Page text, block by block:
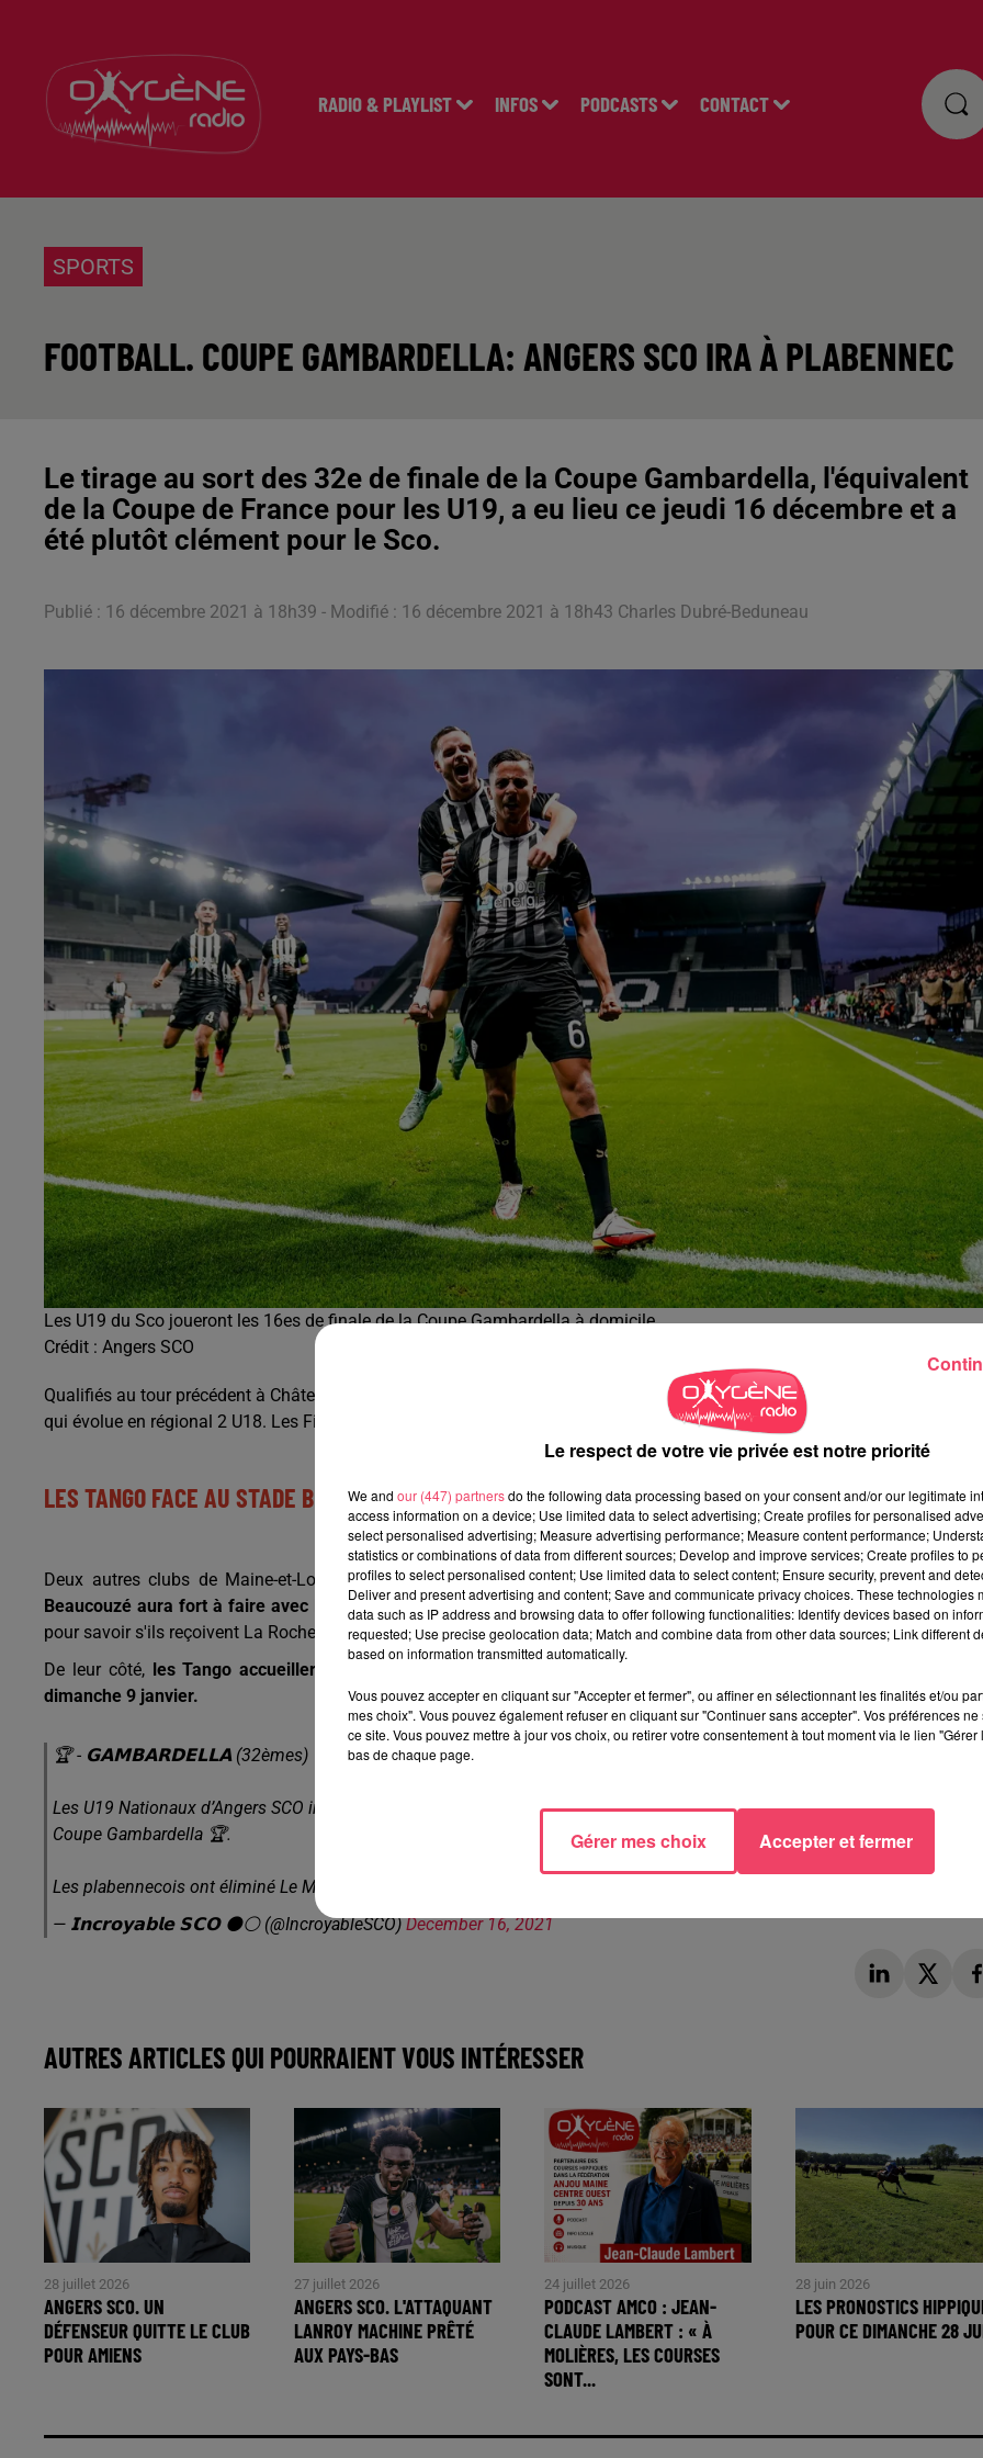
RADIO & PLAYLIST INFOS PODCASTS CONTACT
SPORTS
FOOTBALL. COUPE GAMBARDELLA: ANGERS SCO IRA À PLABENNEC
Le tirage au sort des 32e de finale de la Coupe Gambardella, l'équivalent
de la Coupe de France pour les U19, a eu lieu ce jeudi 16 décembre et a
été plutôt clément pour le Sco.
Publié : 16 décembre 2021 à 18h39 - Modifié : 16 décembre 2021 à 18h43 Charles Dubré-Beduneau
Les U19 du Sco joueront les 16es de finale de la Coupe Gambardella à domicile
Crédit : Angers SCO
Qualifiés au tour précédent à Châteauroux, les U19 du Sco se déplaceront sur la pelouse du Stade Plabennécois
qui évolue en régional 2 U18. Les Finistériens ont éliminé Le Mans (1-0) au tour précédent.
LES TANGO FACE AU STADE BRESTOIS
Deux autres clubs de Maine-et-Loire sont engagés dans cette Coupe Gambardella: leSC Beaucouzé et le SO
Beaucouzé aura fort à faire avec la réception du FC Nantes(2e de National). Les Choletais devront attendre ce week-
pour savoir s'ils reçoivent La Roche VF (régional 1) ou l'USM Saran (R1), qui s'affontent ce samedi 18 décembre.
De leur côté, les Tango accueilleront le Stade Brestois
dimanche 9 janvier.
🏆 - 𝗚𝗔𝗠𝗕𝗔𝗥𝗗𝗘𝗟𝗟𝗔 (32èmes)
Les U19 Nationaux d’Angers SCO iront à Plabennec (R1) 🚌 le dimanche 9 janvier 2022 lors des 32èmes de finale de la
Coupe Gambardella 🏆.
Les plabennecois ont éliminé Le Mans (1-0) au tour précédent. ⚫️⚪️
— 𝗜𝗻𝗰𝗿𝗼𝘆𝗮𝗯𝗹𝗲 𝗦𝗖𝗢 ⚫️⚪️ (@IncroyableSCO)December 16, 2021
AUTRES ARTICLES QUI POURRAIENT VOUS INTÉRESSER
28 juillet 2026
ANGERS SCO. UN
DÉFENSEUR QUITTE LE CLUB
POUR AMIENS
27 juillet 2026
ANGERS SCO. L'ATTAQUANT
LANROY MACHINE PRÊTÉ
AUX PAYS-BAS
24 juillet 2026
PODCAST AMCO : JEAN-
CLAUDE LAMBERT : « À
MOLIÈRES, LES COURSES
SONT...
28 juin 2026
LES PRONOSTICS
POUR CE DIMANCHE 28
Le respect de votre vie privée est notre priorité
We and our (447) partnersdo the following data processing based on your consent and/or our legitimate
access information on a device; Use limited data to select advertising; Create profiles for personalised
select personalised advertising; Measure advertising performance; Measure content performance;
statistics or combinations of data from different sources; Develop and improve services; Create profiles to
profiles to select personalised content; Use limited data to select content; Ensure security, prevent and
Deliver and present advertising and content; Save and communicate privacy choices. These technologies
data such as IP address and browsing data to offer following functionalities: Identify devices based on
requested; Use precise geolocation data; Match and combine data from other data sources; Link different
based on information transmitted automatically.
Vous pouvez accepter en cliquant sur "Accepter et fermer", ou affiner en sélectionnant les finalités et/ou
mes choix". Vous pouvez également refuser en cliquant sur "Continuer sans accepter". Vos préférences
ce site. Vous pouvez mettre à jour vos choix, ou retirer votre consentement à tout moment via le lien
bas de chaque page.
Gérer mes choix Accepter et fermer